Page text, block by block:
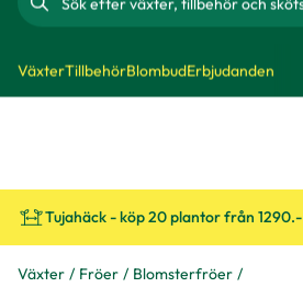
Tujahäck - köp 20 plantor från 1290.-
Växter Fröer Blomsterfröer